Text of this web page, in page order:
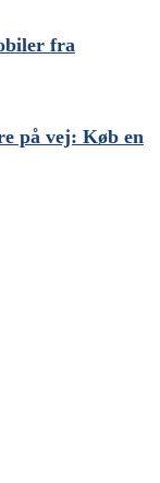
fra
på vej: Køb en